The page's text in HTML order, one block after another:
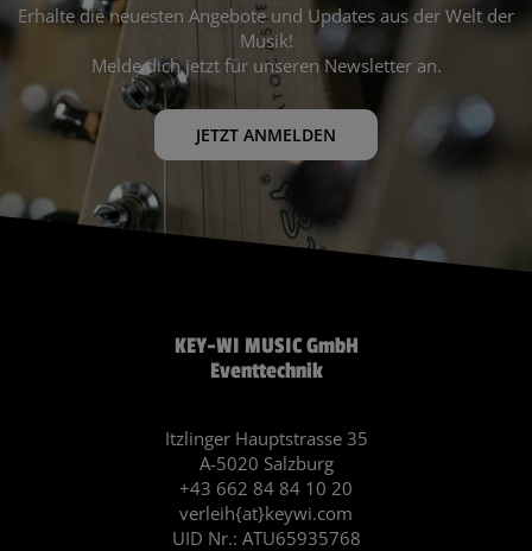
Erhalte die neuesten Angebote und Updates aus der Welt der
Musik!
Melde dich jetzt für unseren Newsletter an.
JETZT ANMELDEN
KEY-WI MUSIC GmbH
Eventtechnik
Itzlinger Hauptstrasse 35
A-5020 Salzburg
+43 662 84 84 10 20
verleih{at}keywi.com
UID Nr.: ATU65935768